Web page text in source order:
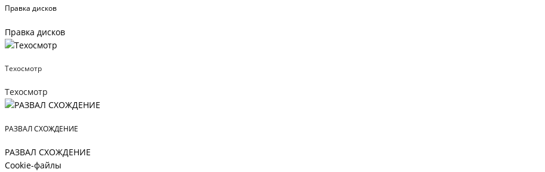
Правка дисков
Правка дисков
Техосмотр
Техосмотр
РАЗВАЛ СХОЖДЕНИЕ
РАЗВАЛ СХОЖДЕНИЕ
Cookie-файлы